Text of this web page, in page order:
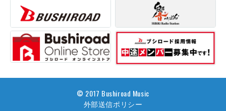
© 2017 Bushiroad Music
外部送信ポリシー